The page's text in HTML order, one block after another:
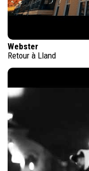
Webster
Retour à Lland